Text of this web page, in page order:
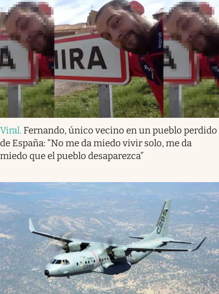
Viral. Fernando, único vecino en un pueblo perdido
de España: “No me da miedo vivir solo, me da
miedo que el pueblo desaparezca”